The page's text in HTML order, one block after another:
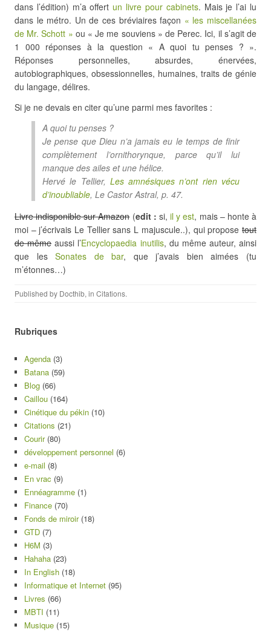
dans l’édition) m’a offert un livre pour cabinets. Mais je l’ai lu
dans le métro. Un de ces bréviaires façon « les miscellanées
de Mr. Schott » ou « Je me souviens » de Perec. Ici, il s’agit de
1 000 réponses à la question « A quoi tu penses ? ».
Réponses personnelles, absurdes, énervées,
autobiographiques, obsessionnelles, humaines, traits de génie
du langage, délires.
Si je ne devais en citer qu’une parmi mes favorites :
A quoi tu penses ?
Je pense que Dieu n’a jamais eu le temps de finir
complètement l’ornithorynque, parce qu’il lui
manque des ailes et une hélice.
Hervé le Tellier, Les amnésiques n’ont rien vécu
d’inoubliable, Le Castor Astral, p. 47.
Livre indisponible sur Amazon(edit : si,il y est, mais – honte à
moi – j’écrivais Le Tellier sans L majuscule..), qui propose tout
de mêmeaussi l’Encyclopaedia inutilis, du même auteur, ainsi
que lesSonates de bar, que j’avais bien aimées (tu
m’étonnes…)
Published by Docthib, in Citations.
Rubriques
Agenda (3)
Batana (59)
Blog (66)
Caillou (164)
Cinétique du pékin (10)
Citations (21)
Courir(80)
développement personnel (6)
e-mail (8)
En vrac (9)
Ennéagramme (1)
Finance (70)
Fonds de miroir(18)
GTD (7)
H6M (3)
Hahaha (23)
In English (18)
Informatique et Internet (95)
Livres (66)
MBTI (11)
Musique (15)